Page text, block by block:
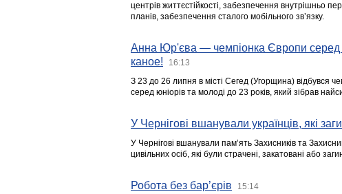
центрів життєстійкості, забезпечення внутрішньо
планів, забезпечення сталого мобільного зв’язку.
Анна Юр'єва — чемпіонка Європи серед
каное!
16:13
З 23 до 26 липня в місті Сегед (Угорщина) відбувся
серед юніорів та молоді до 23 років, який зібрав
У Чернігові вшанували українців, які
У Чернігові вшанували пам’ять Захисників та
цивільних осіб, які були страчені, закатовані або
Робота без бар’єрів 15:14